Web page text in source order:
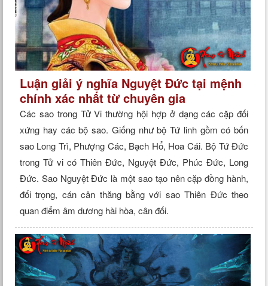
Luận giải ý nghĩa Nguyệt Đức tại mệnh
chính xác nhất từ chuyên gia
Các sao trong Tử Vi thường hội hợp ở dạng các cặp đối
xứng hay các bộ sao. Giống như bộ Tứ linh gồm có bốn
sao Long Trì, Phượng Các, Bạch Hổ, Hoa Cái. Bộ Tứ Đức
trong Tử vi có Thiên Đức, Nguyệt Đức, Phúc Đức, Long
Đức. Sao Nguyệt Đức là một sao tạo nên cặp đồng hành,
đối trọng, cán cân thăng bằng với sao Thiên Đức theo
quan điểm âm dương hài hòa, cân đối.